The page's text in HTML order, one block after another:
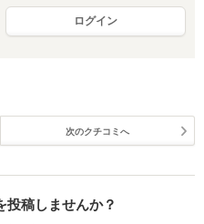
ログイン
次のクチコミへ
投稿しませんか？